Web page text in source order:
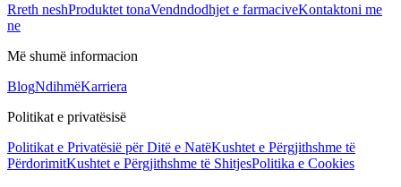
Rreth neshProduktet tonaVendndodhjet e farmaciveKontaktoni me
ne
Më shumë informacion
BlogNdihmëKarriera
Politikat e privatësisë
Politikat e Privatësië për Ditë e NatëKushtet e Përgjithshme të
PërdorimitKushtet e Përgjithshme të ShitjesPolitika e Cookies